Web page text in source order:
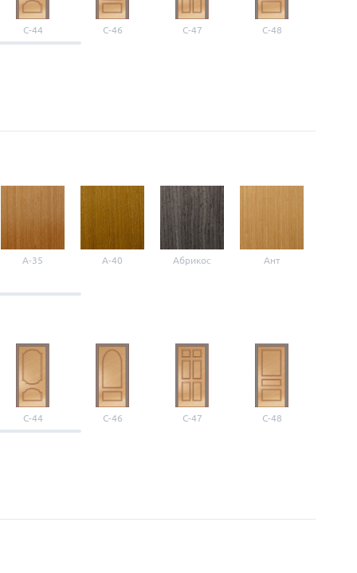
С-44 С-46 С-47 С-48
A-35 A-40 Абрикос Ант
С-44 С-46 С-47 С-48